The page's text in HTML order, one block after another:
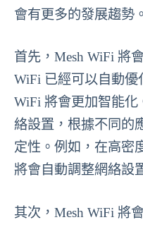
會有更多的發展趨勢。
首先，Mesh WiFi 將
WiFi 已經可以自動優
WiFi 將會更加智能化
絡設置，根據不同的
定性。例如，在高密
將會自動調整網絡設
其次，Mesh WiFi 將